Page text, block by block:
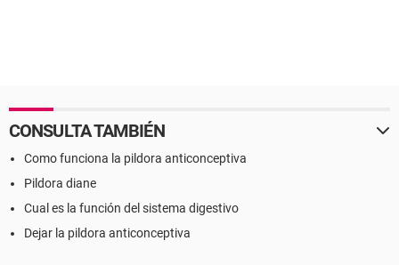
CONSULTA TAMBIÉN
Como funciona la pildora anticonceptiva
Pildora diane
Cual es la función del sistema digestivo
Dejar la pildora anticonceptiva